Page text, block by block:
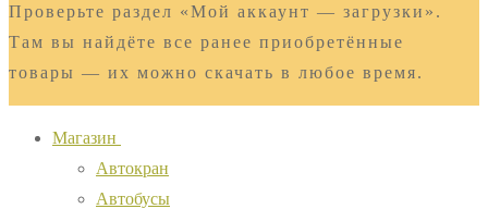
Проверьте раздел «Мой аккаунт — загрузки».
Там вы найдёте все ранее приобретённые
товары — их можно скачать в любое время.
Магазин
Автокран
Автобусы